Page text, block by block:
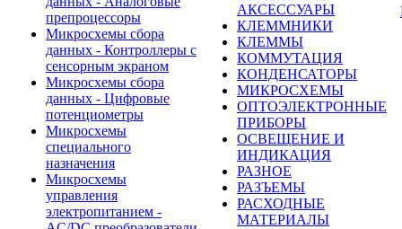
препроцессоры
Микросхемы сбора
данных - Контроллеры с
сенсорным экраном
Микросхемы сбора
данных - Цифровые
потенциометры
Микросхемы
специального
назначения
Микросхемы
управления
электропитанием -
АКСЕССУАРЫ
КЛЕММНИКИ
КЛЕММЫ
КОММУТАЦИЯ
КОНДЕНСАТОРЫ
МИКРОСХЕМЫ
ОПТОЭЛЕКТРОННЫЕ
ПРИБОРЫ
ОСВЕЩЕНИЕ И
ИНДИКАЦИЯ
РАЗНОЕ
РАЗЪЕМЫ
РАСХОДНЫЕ
МАТЕРИАЛЫ